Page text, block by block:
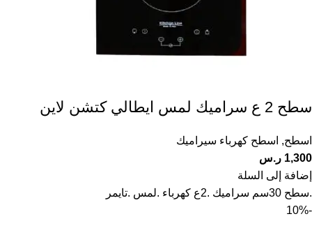
سطح 2 ع سراميك لمس ايطالي كتشن لاين
اسطح, اسطح كهرباء سيراميك
1,300 ر.س
إضافة إلى السلة
.سطح 30سم سراميك .2ع كهرباء .لمس .تايمر
-10%